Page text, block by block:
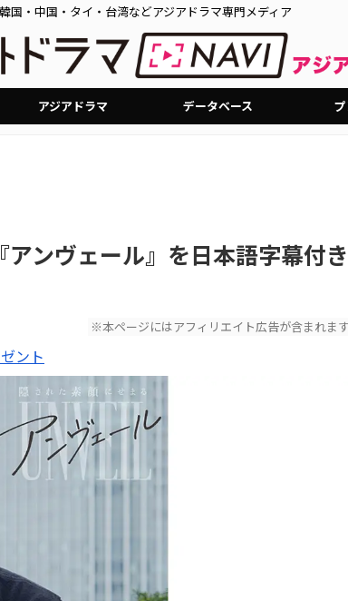
韓国・中国・タイ・台湾などアジアドラマ専門メディア
アジアドラマ データベース
ンヴェール』を日本語字幕付き
※本ページにはアフィリエイト広告が含まれま